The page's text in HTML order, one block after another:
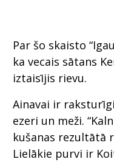
Par šo skaisto
ka vecais sātans
iztaisījis rievu.
Ainavai ir
ezeri un meži.
kušanas rezultātā
Lielākie purvi ir